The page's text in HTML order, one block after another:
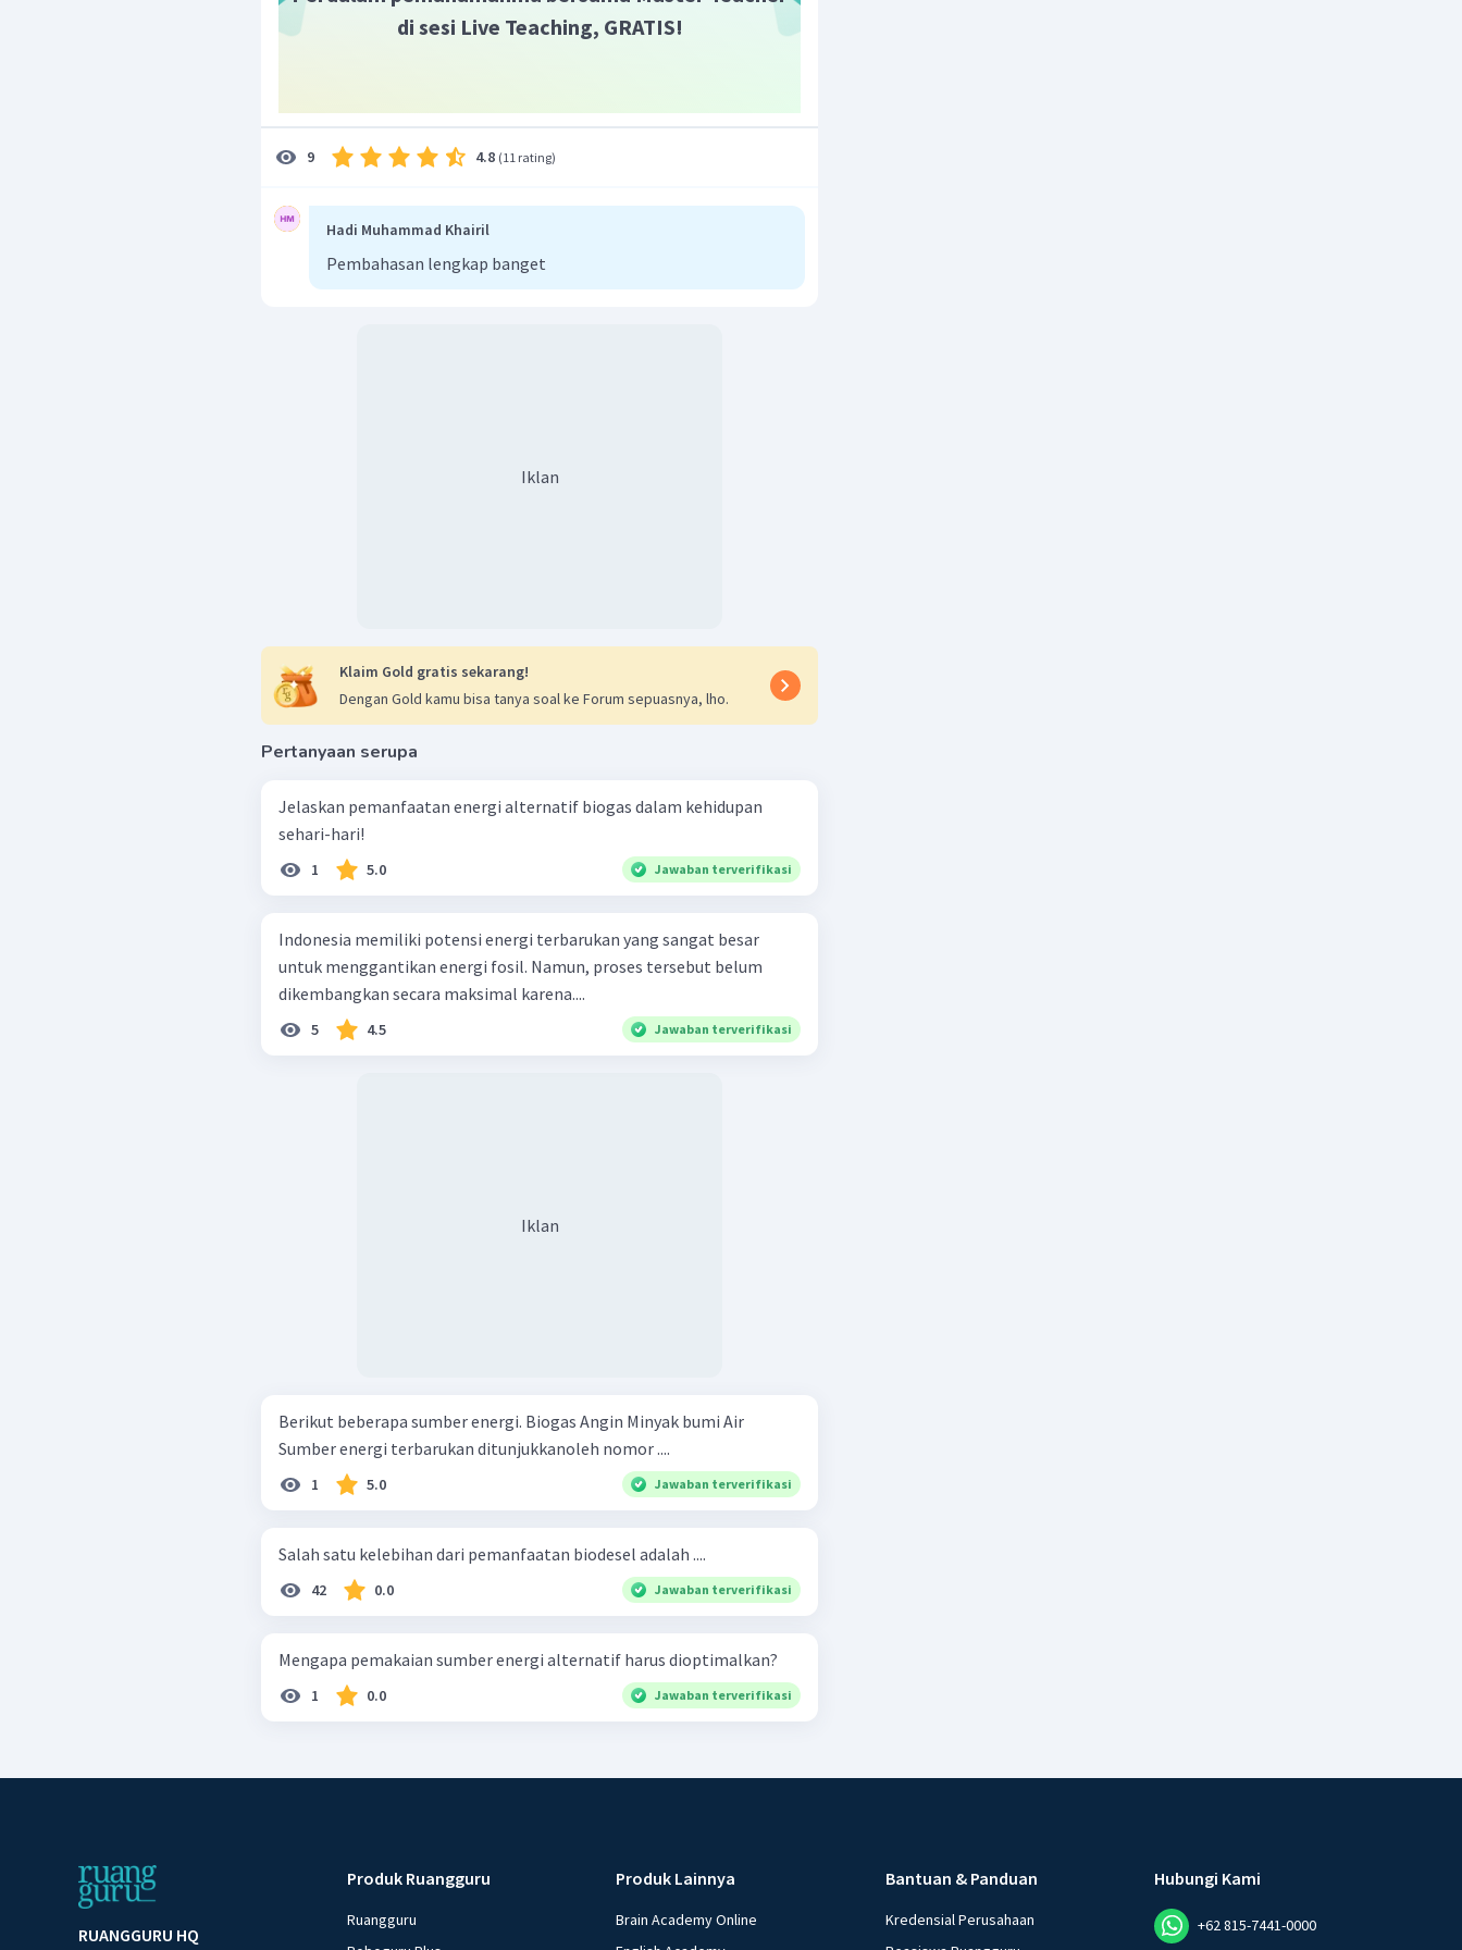
di sesi Live Teaching, GRATIS!
9 4.8 (11 rating)
Hadi Muhammad Khairil
Pembahasan lengkap banget
Iklan
Klaim Gold gratis sekarang!
Dengan Gold kamu bisa tanya soal ke Forum sepuasnya, lho.
Pertanyaan serupa
Jelaskan pemanfaatan energi alternatif biogas dalam kehidupan
sehari-hari!
1 5.0 Jawaban terverifikasi
Indonesia memiliki potensi energi terbarukan yang sangat besar
untuk menggantikan energi fosil. Namun, proses tersebut belum
dikembangkan secara maksimal karena....
5 4.5 Jawaban terverifikasi
Iklan
Berikut beberapa sumber energi. Biogas Angin Minyak bumi Air
Sumber energi terbarukan ditunjukkanoleh nomor ....
1 5.0 Jawaban terverifikasi
Salah satu kelebihan dari pemanfaatan biodesel adalah ....
42 0.0 Jawaban terverifikasi
Mengapa pemakaian sumber energi alternatif harus dioptimalkan?
1 0.0 Jawaban terverifikasi
RUANGGURU HQ
Produk Ruangguru
Ruangguru
Produk Lainnya
Brain Academy Online
Bantuan & Panduan
Kredensial Perusahaan
Hubungi Kami
+62 815-7441-0000